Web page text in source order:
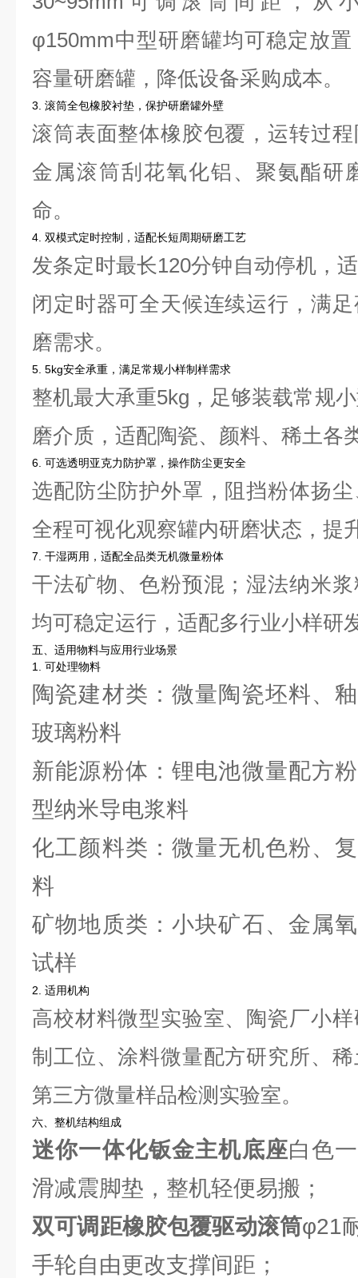
φ150mm中型研磨罐均可稳定放
容量研磨罐，降低设备采购成本。
3. 滚筒全包橡胶衬垫，保护研磨罐外壁
滚筒表面整体橡胶包覆，运转过
金属滚筒刮花氧化铝、聚氨酯研
命。
4. 双模式定时控制，适配长短周期研磨工艺
发条定时最长120分钟自动停机，
闭定时器可全天候连续运行，满
磨需求。
5. 5kg安全承重，满足常规小样制样需求
整机最大承重5kg，足够装载常规
磨介质，适配陶瓷、颜料、稀土各
6. 可选透明亚克力防护罩，操作防尘更安全
选配防尘防护外罩，阻挡粉体扬
全程可视化观察罐内研磨状态，提
7. 干湿两用，适配全品类无机微量粉体
干法矿物、色粉预混；湿法纳米
均可稳定运行，适配多行业小样研
五、适用物料与应用行业场景
1. 可处理物料
陶瓷建材类：微量陶瓷坯料、
玻璃粉料
新能源粉体：锂电池微量配方
型纳米导电浆料
化工颜料类：微量无机色粉、
料
矿物地质类：小块矿石、金属
试样
2. 适用机构
高校材料微型实验室、陶瓷厂小
制工位、涂料微量配方研究所、
第三方微量样品检测实验室。
六、整机结构组成
迷你一体化钣金主机底座白色
滑减震脚垫，整机轻便易搬；
双可调距橡胶包覆驱动滚筒φ21
手轮自由更改支撑间距；